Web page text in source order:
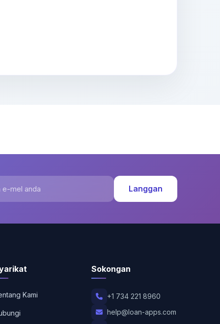
anda
Langgan
Kami
Sokongan
+1 734 221 8960
help@loan-apps.com